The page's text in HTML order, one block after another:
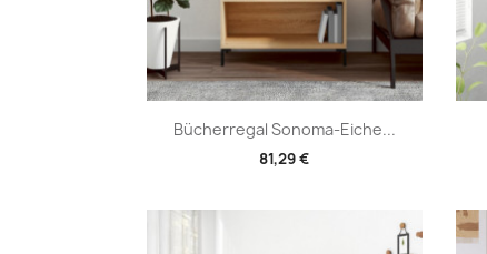
Bücherregal Sonoma-Eiche...
81,29 €
Vorschau